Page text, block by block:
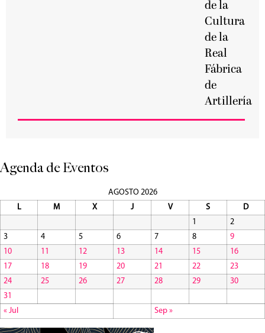
de la
Cultura
de la
Real
Fábrica
de
Artillería
Agenda de Eventos
AGOSTO 2026
L
M X J V S
D
1
2
3
4 5 6 7 8
9
10
11 12 13 14 15
16
17
18 19 20 21 22
23
24
25 26 27 28 29
30
31
« Jul
Sep »